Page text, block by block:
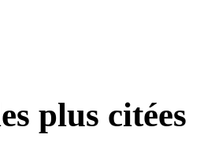
plus citées